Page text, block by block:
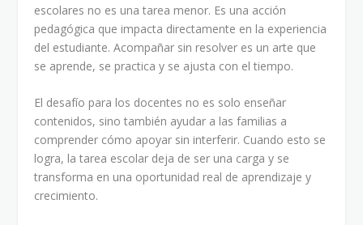
escolares no es una tarea menor. Es una acción
pedagógica que impacta directamente en la experiencia
del estudiante. Acompañar sin resolver es un arte que
se aprende, se practica y se ajusta con el tiempo.
El desafío para los docentes no es solo enseñar
contenidos, sino también ayudar a las familias a
comprender cómo apoyar sin interferir. Cuando esto se
logra, la tarea escolar deja de ser una carga y se
transforma en una oportunidad real de aprendizaje y
crecimiento.